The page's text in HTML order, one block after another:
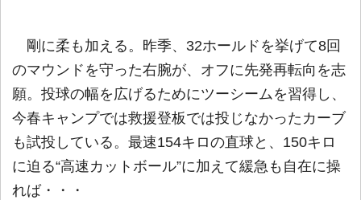
剛に柔も加える。昨季、32ホールドを挙げて8回
のマウンドを守った右腕が、オフに先発再転向を志
願。投球の幅を広げるためにツーシームを習得し、
今春キャンプでは救援登板では投じなかったカーブ
も試投している。最速154キロの直球と、150キロ
に迫る“高速カットボール”に加えて緩急も自在に操
れば・・・